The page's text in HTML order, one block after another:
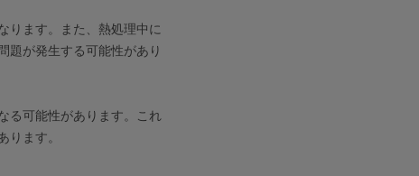
ります。また、熱処理中に
題が発生する可能性があり
る可能性があります。これ
ます。